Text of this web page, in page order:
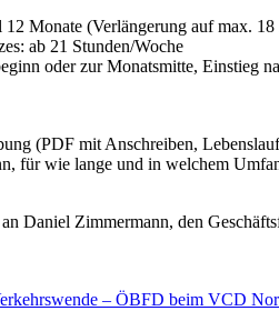
12 Monate (Verlängerung auf max.
ab 21 Stunden/Woche
oder zur Monatsmitte, Einstieg
(PDF mit Anschreiben,
für wie lange und in welchem
Daniel Zimmermann, den
– ÖBFD beim VCD